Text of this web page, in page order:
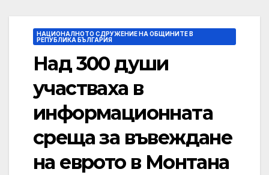
НАЦИОНАЛНОТО СДРУЖЕНИЕ НА ОБЩИНИТЕ В
РЕПУБЛИКА БЪЛГАРИЯ
Над 300 души
участваха в
информационната
среща за въвеждане
на еврото в Монтана